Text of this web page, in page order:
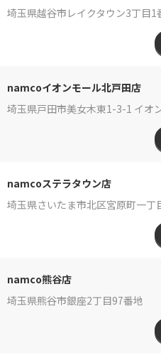
埼玉県越谷市レイクタウン3丁目
namcoイオンモール北戸田店
埼玉県戸田市美女木東1-3-1 イオ
namcoステラタウン店
埼玉県さいたま市北区宮原町一
namco熊谷店
埼玉県熊谷市銀座2丁目97番地